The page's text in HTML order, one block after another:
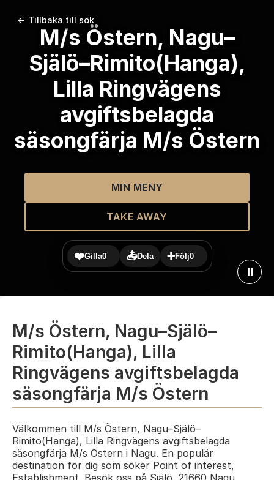
← Tillbaka till sök
M/s Östern, Nagu–
Själö–Rimito(Hanga),
Lilla Ringvägens
avgiftsbelagda
säsongfärja M/s Östern
MIN MENY
TAKE AWAY
❤️Gilla0 📤Dela ➕Följ0
⏸
M/s Östern, Nagu–Själö–
Rimito(Hanga), Lilla
Ringvägens avgiftsbelagda
säsongfärja M/s Östern
Välkommen till M/s Östern, Nagu–Själö–
Rimito(Hanga), Lilla Ringvägens avgiftsbelagda
säsongfärja M/s Östern i Nagu. En populär
destination för dig som söker Point of interest,
Establishment. Besök oss på Själö, 21660 Nagu,